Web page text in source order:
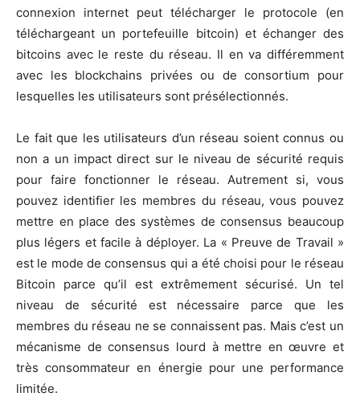
connexion internet peut télécharger le protocole (en
téléchargeant un portefeuille bitcoin) et échanger des
bitcoins avec le reste du réseau. Il en va différemment
avec les blockchains privées ou de consortium pour
lesquelles les utilisateurs sont présélectionnés.
Le fait que les utilisateurs d’un réseau soient connus ou
non a un impact direct sur le niveau de sécurité requis
pour faire fonctionner le réseau. Autrement si, vous
pouvez identifier les membres du réseau, vous pouvez
mettre en place des systèmes de consensus beaucoup
plus légers et facile à déployer. La « Preuve de Travail »
est le mode de consensus qui a été choisi pour le réseau
Bitcoin parce qu’il est extrêmement sécurisé. Un tel
niveau de sécurité est nécessaire parce que les
membres du réseau ne se connaissent pas. Mais c’est un
mécanisme de consensus lourd à mettre en œuvre et
très consommateur en énergie pour une performance
limitée.